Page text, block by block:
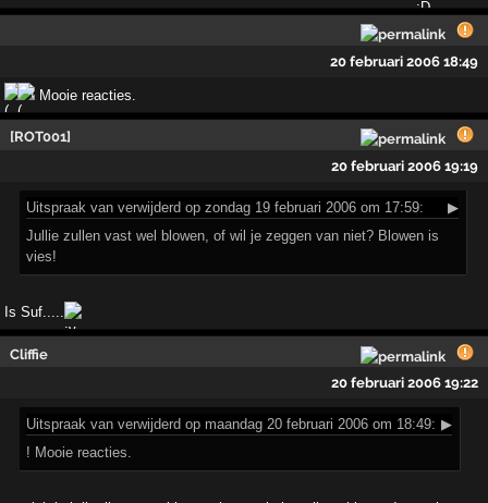
20 februari 2006 18:49
! Mooie reacties.
[ROT001]
20 februari 2006 19:19
Uitspraak van verwijderd op zondag 19 februari 2006 om 17:59:
▶
Jullie zullen vast wel blowen, of wil je zeggen van niet? Blowen is
vies!
Is Suf.....
Cliffie
20 februari 2006 19:22
Uitspraak van verwijderd op maandag 20 februari 2006 om 18:49: ▶
! Mooie reacties.